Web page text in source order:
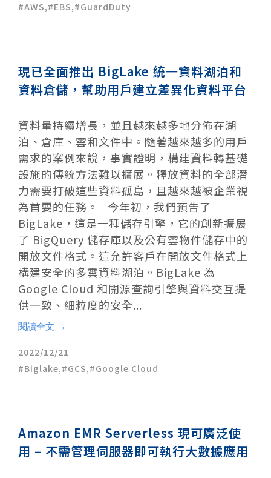
AWS, EBS, GuardDuty
現已全面推出 BigLake 統一資料湖泊和
資料倉儲，幫助用戶建立差異化資料平台
資料量持續增長，並且越來越多地分佈在湖
泊、倉庫、雲和文件中。隨著越來越多的用戶
需求的案例來說，事實證明，構建資料轉基礎
設施的傳統方法難以擴展。釋放資料的全部潛
力需要打破這些資料孤島，且越來越被企業視
為首要的任務。 今年初，我們預告了
BigLake，這是一種儲存引擎，它的創新擴展
了 BigQuery 儲存庫以及公有雲物件儲存中的
開放文件格式。這允許客戶在開放文件格式上
構建安全的多雲資料湖泊。BigLake 為
Google Cloud 和開源查詢引擎與資料交互提
供一致、細粒度的安全...
閱讀全文 →
2022/12/21
Biglake, GCS, Google Cloud
Amazon EMR Serverless 現可廣泛使
用 – 不需管理伺服器即可執行大數據應用